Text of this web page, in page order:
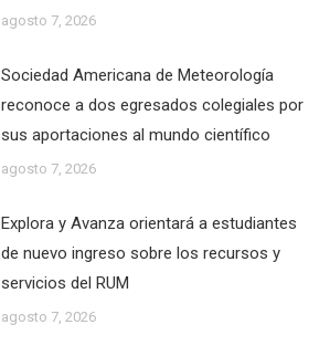
agosto 7, 2026
Sociedad Americana de Meteorología
reconoce a dos egresados colegiales por
sus aportaciones al mundo científico
agosto 7, 2026
Explora y Avanza orientará a estudiantes
de nuevo ingreso sobre los recursos y
servicios del RUM
agosto 7, 2026